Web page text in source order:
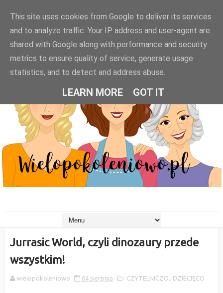
Jurrasic World, czyli dinozaury przede
wszystkim!
wielopokoleniowo 04 sierpnia CZYTELNICZO, DZIECIĘCO
This site uses cookies from Google to deliver its services
and to analyze traffic. Your IP address and user-agent are
shared with Google along with performance and security
metrics to ensure quality of service, generate usage
statistics, and to detect and address abuse.
LEARN MORE GOT IT